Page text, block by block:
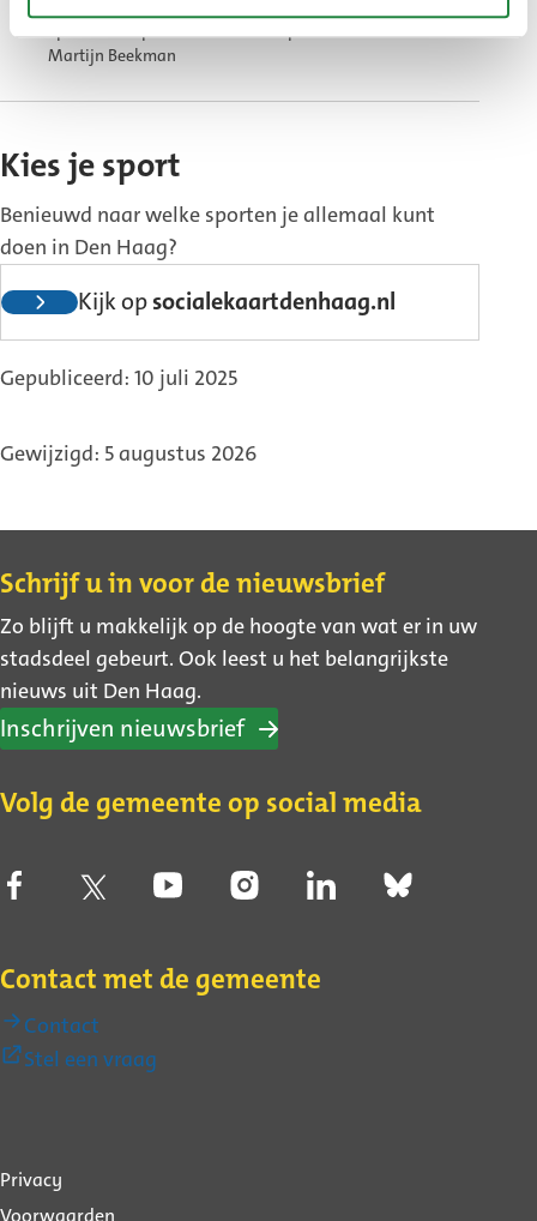
Martijn Beekman
Kies je sport
Benieuwd naar welke sporten je allemaal kunt
doen in Den Haag?
Kijk opsocialekaartdenhaag.nl
Gepubliceerd: 10 juli 2025
Gewijzigd: 5 augustus 2026
Contact
Schrijf u in voor de nieuwsbrief
Zo blijft u makkelijk op de hoogte van wat er in uw
stadsdeel gebeurt. Ook leest u het belangrijkste
nieuws uit Den Haag.
Inschrijven nieuwsbrief
Volg de gemeente op social media
Contact met de gemeente
Contact
Stel een vraag
Over
Privacy
Voorwaarden